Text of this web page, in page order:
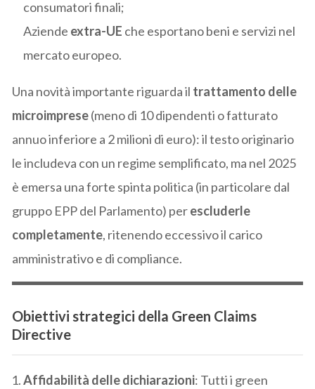
consumatori finali;
Aziende extra-UE che esportano beni e servizi nel
mercato europeo.
Una novità importante riguarda il trattamento delle
microimprese(meno di 10 dipendenti o fatturato
annuo inferiore a 2 milioni di euro): il testo originario
le includeva con un regime semplificato, ma nel 2025
è emersa una forte spinta politica (in particolare dal
gruppo EPP del Parlamento) perescluderle
completamente, ritenendo eccessivo il carico
amministrativo e di compliance.
Obiettivi strategici della Green Claims
Directive
Affidabilità delle dichiarazioni: Tutti i green